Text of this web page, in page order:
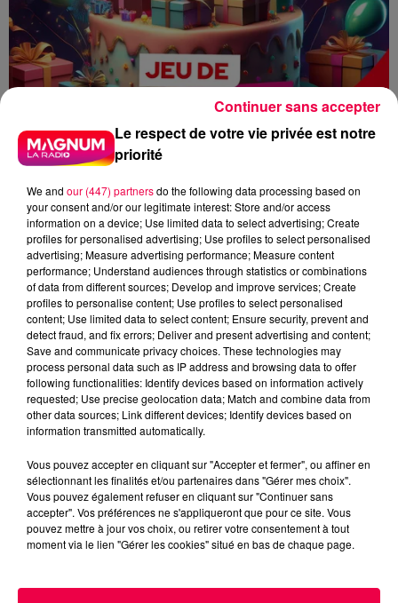
Jeu de l'anniversaire
Anniversaire
Club Magnum
Magnum la Radio
Magnum
Radio
Vosges
Meurthe et Moselle
Haute Marne
Alsace
Meuse Grand Est
Fred
Retrouvez le Jeu de l'Anniversaire chaque matin
à 09h35 dans Club Magnum
0:00 1 min 39 sec
Le respect de votre vie privée est notre
priorité
We and our (447) partnersdo the following data processing based on
your consent and/or our legitimate interest: Store and/or access
information on a device; Use limited data to select advertising; Create
profiles for personalised advertising; Use profiles to select personalised
advertising; Measure advertising performance; Measure content
performance; Understand audiences through statistics or combinations
of data from different sources; Develop and improve services; Create
profiles to personalise content; Use profiles to select personalised
content; Use limited data to select content; Ensure security, prevent and
detect fraud, and fix errors; Deliver and present advertising and content;
Save and communicate privacy choices. These technologies may
process personal data such as IP address and browsing data to offer
following functionalities: Identify devices based on information actively
requested; Use precise geolocation data; Match and combine data from
other data sources; Link different devices; Identify devices based on
information transmitted automatically.
Vous pouvez accepter en cliquant sur "Accepter et fermer", ou affiner en
sélectionnant les finalités et/ou partenaires dans "Gérer mes choix".
Vous pouvez également refuser en cliquant sur "Continuer sans
accepter". Vos préférences ne s'appliqueront que pour ce site. Vous
pouvez mettre à jour vos choix, ou retirer votre consentement à tout
moment via le lien "Gérer les cookies" situé en bas de chaque page.
Continuer sans accepter